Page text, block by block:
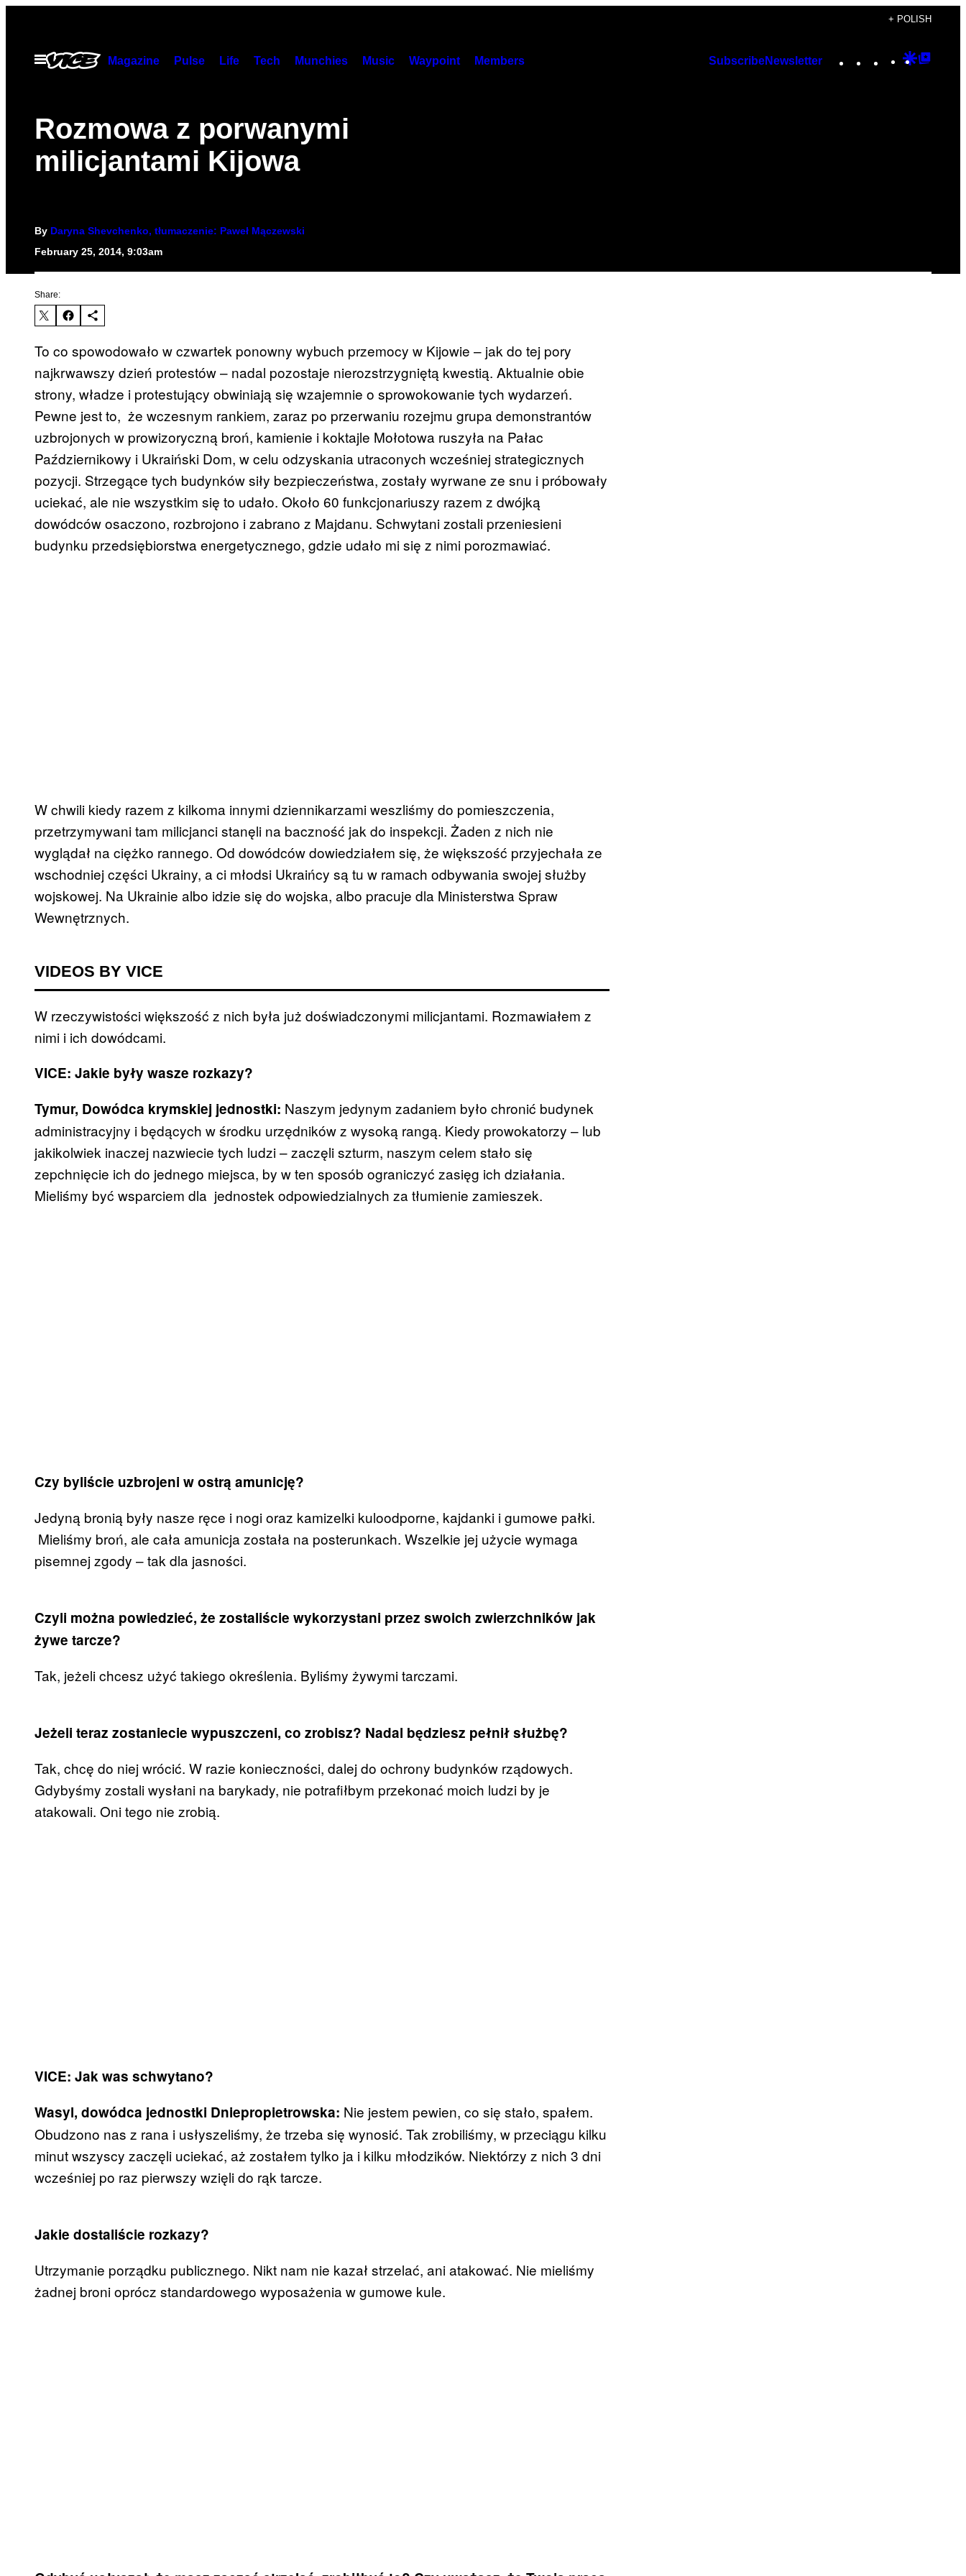
content
+ POLISH
Open
Menu
Magazine Pulse Life Tech Munchies Music Waypoint Members SubscribeNewsletter Instagram
TikTok
YouTube
Google
Rozmowa z porwanymi
milicjantami Kijowa
By Daryna Shevchenko, tłumaczenie: Paweł Mączewski
February 25, 2014, 9:03am
Share:
To co spowodowało w czwartek ponowny wybuch przemocy w Kijowie – jak do tej pory
najkrwawszy dzień protestów – nadal pozostaje nierozstrzygniętą kwestią. Aktualnie obie
strony, władze i protestujący obwiniają się wzajemnie o sprowokowanie tych wydarzeń.
Pewne jest to, że wczesnym rankiem, zaraz po przerwaniu rozejmu grupa demonstrantów
uzbrojonych w prowizoryczną broń, kamienie i koktajle Mołotowa ruszyła na Pałac
Październikowy i Ukraiński Dom, w celu odzyskania utraconych wcześniej strategicznych
pozycji. Strzegące tych budynków siły bezpieczeństwa, zostały wyrwane ze snu i próbowały
uciekać, ale nie wszystkim się to udało. Około 60 funkcjonariuszy razem z dwójką
dowódców osaczono, rozbrojono i zabrano z Majdanu. Schwytani zostali przeniesieni
budynku przedsiębiorstwa energetycznego, gdzie udało mi się z nimi porozmawiać.
W chwili kiedy razem z kilkoma innymi dziennikarzami weszliśmy do pomieszczenia,
przetrzymywani tam milicjanci stanęli na baczność jak do inspekcji. Żaden z nich nie
wyglądał na ciężko rannego. Od dowódców dowiedziałem się, że większość przyjechała ze
wschodniej części Ukrainy, a ci młodsi Ukraińcy są tu w ramach odbywania swojej służby
wojskowej. Na Ukrainie albo idzie się do wojska, albo pracuje dla Ministerstwa Spraw
Wewnętrznych.
VIDEOS BY VICE
W rzeczywistości większość z nich była już doświadczonymi milicjantami. Rozmawiałem z
nimi i ich dowódcami.
VICE: Jakie były wasze rozkazy?
Tymur, Dowódca krymskiej jednostki: Naszym jedynym zadaniem było chronić budynek
administracyjny i będących w środku urzędników z wysoką rangą. Kiedy prowokatorzy – lub
jakikolwiek inaczej nazwiecie tych ludzi – zaczęli szturm, naszym celem stało się
zepchnięcie ich do jednego miejsca, by w ten sposób ograniczyć zasięg ich działania.
Mieliśmy być wsparciem dla jednostek odpowiedzialnych za tłumienie zamieszek.
Czy byliście uzbrojeni w ostrą amunicję?
Jedyną bronią były nasze ręce i nogi oraz kamizelki kuloodporne, kajdanki i gumowe pałki.
Mieliśmy broń, ale cała amunicja została na posterunkach. Wszelkie jej użycie wymaga
pisemnej zgody – tak dla jasności.
Czyli można powiedzieć, że zostaliście wykorzystani przez swoich zwierzchników jak
żywe tarcze?
Tak, jeżeli chcesz użyć takiego określenia. Byliśmy żywymi tarczami.
Jeżeli teraz zostaniecie wypuszczeni, co zrobisz? Nadal będziesz pełnił służbę?
Tak, chcę do niej wrócić. W razie konieczności, dalej do ochrony budynków rządowych.
Gdybyśmy zostali wysłani na barykady, nie potrafiłbym przekonać moich ludzi by je
atakowali. Oni tego nie zrobią.
VICE: Jak was schwytano?
Wasyl, dowódca jednostki Dniepropietrowska: Nie jestem pewien, co się stało, spałem.
Obudzono nas z rana i usłyszeliśmy, że trzeba się wynosić. Tak zrobiliśmy, w przeciągu kilku
minut wszyscy zaczęli uciekać, aż zostałem tylko ja i kilku młodzików. Niektórzy z nich 3 dni
wcześniej po raz pierwszy wzięli do rąk tarcze.
Jakie dostaliście rozkazy?
Utrzymanie porządku publicznego. Nikt nam nie kazał strzelać, ani atakować. Nie mieliśmy
żadnej broni oprócz standardowego wyposażenia w gumowe kule.